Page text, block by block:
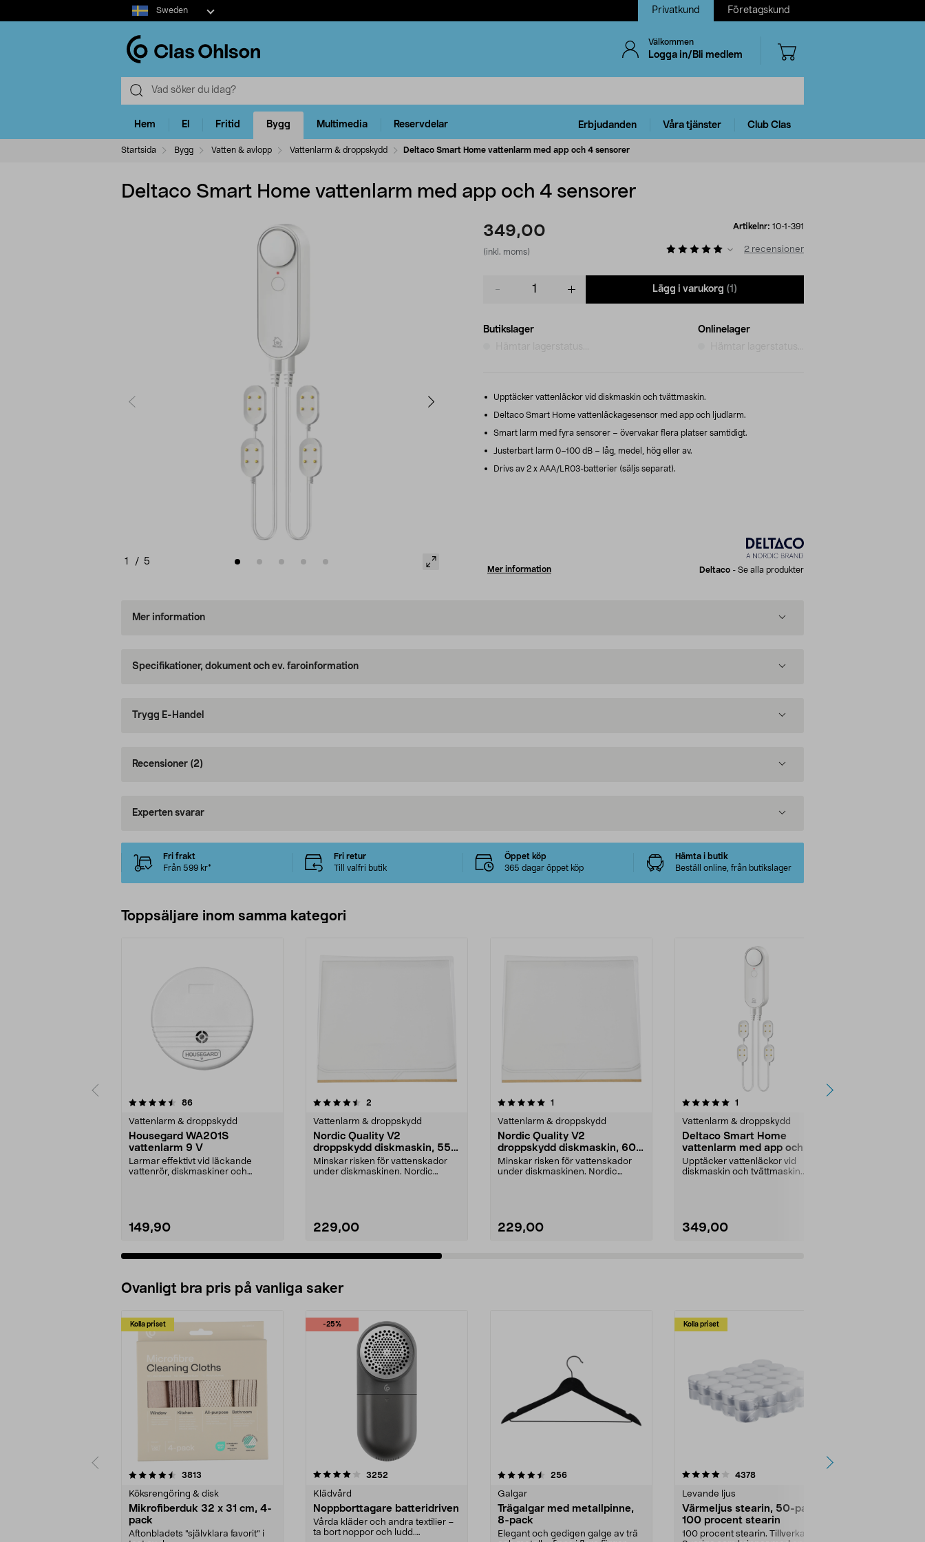
Select
market
Sweden Privatkund Företagskund
Välkommen
Logga in/Bli medlem
Hem El Fritid Bygg Multimedia Reservdelar Erbjudanden Våra tjänster Club Clas
Startsida Bygg Vatten & avlopp Vattenlarm & droppskydd Deltaco Smart Home vattenlarm med app och 4 sensorer
Deltaco Smart Home vattenlarm med app och 4 sensorer
1 / 5
349,00
(inkl. moms)
Artikelnr: 10-1-391
2 recensioner
Lägg i varukorg (1)
Butikslager
Onlinelager
Upptäcker vattenläckor vid diskmaskin och tvättmaskin.
Deltaco Smart Home vattenläckagesensor med app och ljudlarm.
Smart larm med fyra sensorer – övervakar flera platser samtidigt.
Justerbart larm 0–100 dB – låg, medel, hög eller av.
Drivs av 2 x AAA/LR03-batterier (säljs separat).
Mer information Deltaco - Se alla produkter
Mer information
Specifikationer, dokument och ev. faroinformation
Trygg E-Handel
Recensioner (2)
Experten svarar
Fri frakt
Från 599 kr*
Fri retur
Till valfri butik
Öppet köp
365 dagar öppet köp
Hämta i butik
Beställ online, från butikslager
Toppsäljare inom samma kategori
86recensioner
Vattenlarm & droppskydd
Housegard WA201S
vattenlarm 9 V
Larmar effektivt vid läckande
vattenrör, diskmaskiner och
149,90
4.5 av 5 stjärnor 2
Vattenlarm & droppskydd
Nordic Quality V2
droppskydd diskmaskin, 55,6
x 56 cm
Minskar risken för vattenskador
under diskmaskinen. Nordic
229,00
5.0 av 5 stjärnor 1
Vattenlarm & droppskydd
Nordic Quality V2
droppskydd diskmaskin, 60 x
54,5 cm
Minskar risken för vattenskador
under diskmaskinen. Nordic
229,00
5.0 av 5 stjärnor 1
Vattenlarm & droppskydd
Deltaco Smart Home
vattenlarm med app och 4
sensorer
Upptäcker vattenläckor vid
diskmaskin och tvättmaskin.
349,00
5.0 av 5 stjärnor
Ovanligt bra pris på vanliga saker
Kolla priset
3813
Köksrengöring & disk
Mikrofiberduk 32 x 31 cm, 4-
pack
Aftonbladets "självklara favorit” i
-25%
4.0av 5 stjärnor 3252
Klädvård
Noppborttagare batteridriven
Vårda kläder och andra textilier –
ta bort noppor och ludd.
4.5av 5 stjärnor 256recensioner
Galgar
Trägalgar med metallpinne,
8-pack
Elegant och gedigen galge av trä
Kolla priset
4.0av 5 stjärnor 4378recensioner
Levande ljus
Värmeljus stearin, 50-pack,
100 procent stearin
100 procent stearin. Tillverkade i
4.5av 5 stjärnor